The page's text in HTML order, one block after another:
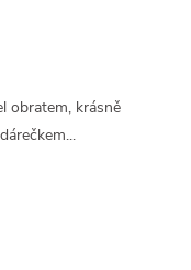
obratem, krásně